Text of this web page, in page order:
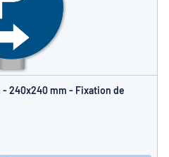
240x240 mm - Fixation de